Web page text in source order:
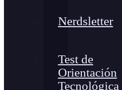
Nerdsletter
Test de
Orientación
Tecnológica